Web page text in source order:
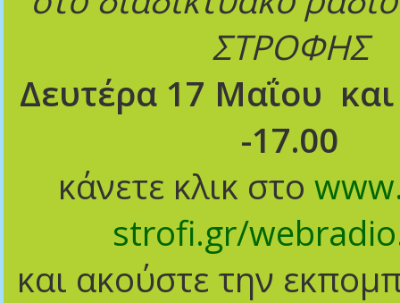
ΣΤΡΟΦΗΣ
Δευτέρα 17 Μαΐου
-17.00
κάνετε κλικ στο
strofi.gr/
και ακούστε την